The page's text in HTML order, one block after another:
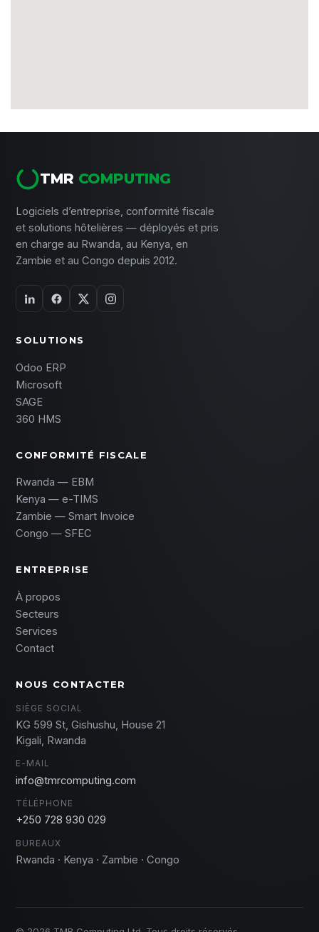
TMR COMPUTING
Logiciels d’entreprise, conformité fiscale
et solutions hôtelières — déployés et pris
en charge au Rwanda, au Kenya, en
Zambie et au Congo depuis 2012.
SOLUTIONS
Odoo ERP
Microsoft
SAGE
360 HMS
CONFORMITÉ FISCALE
Rwanda — EBM
Kenya — e-TIMS
Zambie — Smart Invoice
Congo — SFEC
ENTREPRISE
À propos
Secteurs
Services
Contact
NOUS CONTACTER
SIÈGE SOCIAL
KG 599 St, Gishushu, House 21
Kigali, Rwanda
E-MAIL
info@tmrcomputing.com
TÉLÉPHONE
+250 728 930 029
BUREAUX
Rwanda · Kenya · Zambie · Congo